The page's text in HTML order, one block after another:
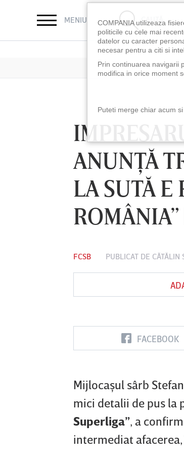
MENIU CAUTĂ
ANUNŢĂ
LA SUTĂ E
FCSB PUBLICAT DE CĂTĂLIN
FACEBOOK
Mijlocaşul sârb
mici detalii de pus la
Superliga”, a
intermediat afacerea,
LUNI 10 AUG, 18:30
FC Botoşani
Vs
Corvinul
COMPANIA utilizeaza
politicile cu cele mai
datelor cu caracter
necesar pentru a citi si
Prin continuarea navigarii
modifica in orice moment
Puteti merge chiar acum